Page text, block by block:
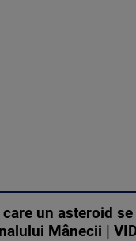
un asteroid
Mânecii |